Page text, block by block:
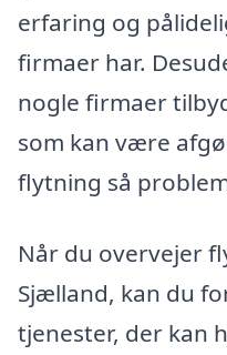
erfaring og
firmaer har.
nogle firmaer
som kan være
flytning så
Når du overvejer
Sjælland, kan du
tjenester, der kan